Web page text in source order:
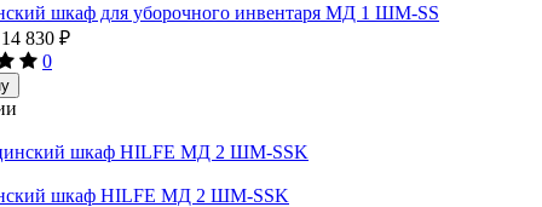
шкаф для уборочного инвентаря МД 1 ШМ-SS
14 830 ₽
0
шкаф HILFE МД 2 ШМ-SSK